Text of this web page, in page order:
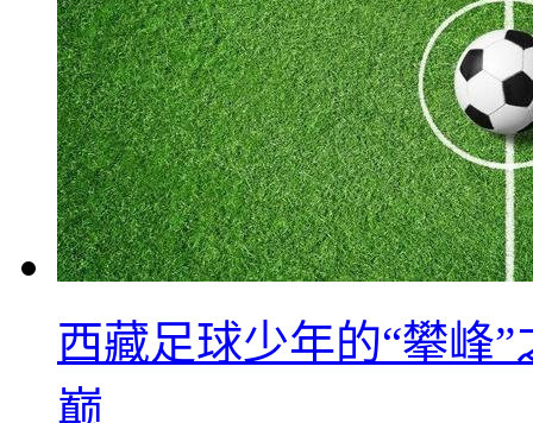
西藏足球少年的“攀峰
巅